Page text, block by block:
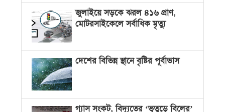
জুলাইয়ে সড়কে ঝরল ৪১৬ প্রাণ,
মোটরসাইকেলে সর্বাধিক মৃত্যু
দেশের বিভিন্ন স্থানে বৃষ্টির পূর্বাভাস
গ্যাস সংকট, বিদ্যুতের ‘ভূতুড়ে বিলের’